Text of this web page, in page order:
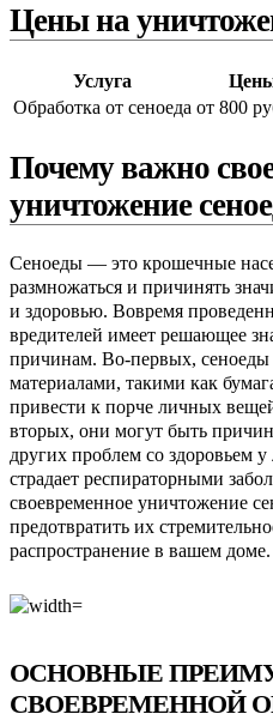
Цены на
Услуга
Обработка от сеноеда от 800
Почему важно
уничтожение
Сеноеды — это крошечные
размножаться и причинять
и здоровью. Вовремя
вредителей имеет решающее
причинам. Во-первых, сеноеды
материалами, такими как
привести к порче личных
вторых, они могут быть
других проблем со здоровьем
страдает респираторными
своевременное уничтожение
предотвратить их
распространение в вашем доме.
ОСНОВНЫЕ
СВОЕВРЕМЕННОЙ